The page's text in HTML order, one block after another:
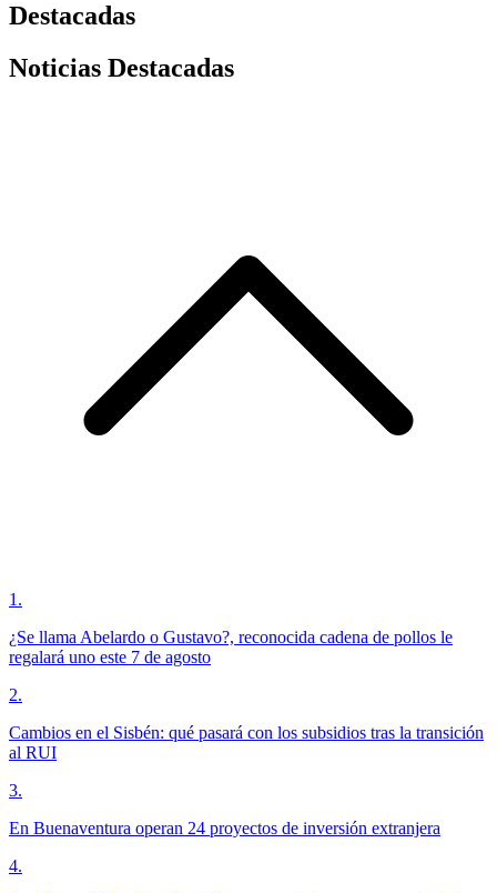
Destacadas
Noticias Destacadas
1 .
¿Se llama Abelardo o Gustavo?, reconocida cadena de pollos le
regalará uno este 7 de agosto
2.
Cambios en el Sisbén: qué pasará con los subsidios tras la transición
al RUI
3.
En Buenaventura operan 24 proyectos de inversión extranjera
4.